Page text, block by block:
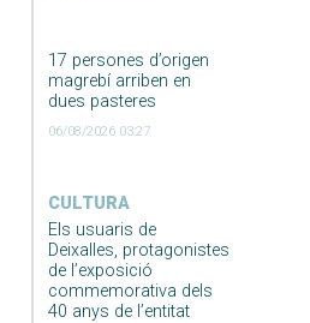
17 persones d’origen
magrebí arriben en
dues pasteres
06/08/2026 03:27
CULTURA
Els usuaris de
Deixalles, protagonistes
de l’exposició
commemorativa dels
40 anys de l’entitat